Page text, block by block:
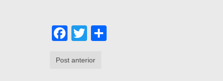
Facebook
Twitter
Post anterior